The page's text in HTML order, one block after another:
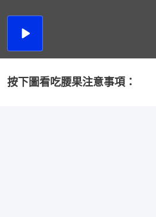
播
按下圖看吃腰果注意事項：